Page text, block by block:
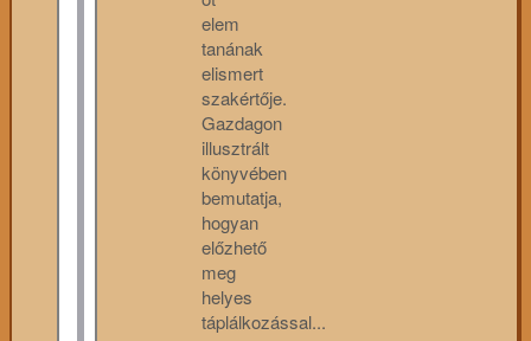
elem
tanának
elismert
szakértője.
Gazdagon
illusztrált
könyvében
bemutatja,
hogyan
előzhető
meg
helyes
táplálkozással...